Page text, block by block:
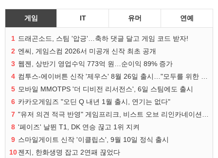
게임 IT 유머 연예
1 드래곤소드, 스팀 '압긍'…축하 댓글 달고 게임 코드 받자!
2 엔씨, 게임스컴 2026서 미공개 신작 최초 공개
3 웹젠, 상반기 영업수익 773억 원…순이익 89% 증가
4
5 모바일 MMOTPS '더 디비전 리서전스', 6일 스팀에도 출시
6 카카오게임즈 "오딘 Q 내년 1월 출시, 연기는 없다"
7
8 '페이즈' 날뛴 T1, DK 연승 끊고 1위 지켜
9 스마일게이트 신작 '이클립스', 9월 10일 정식 출시
10젠지, 한화생명 잡고 2연패 끊었다